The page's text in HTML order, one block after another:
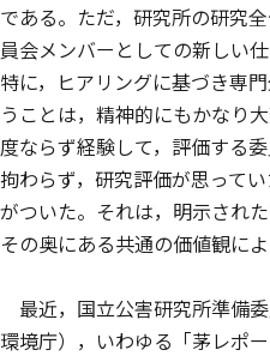
である。ただ，研究所の研究
員会メンバーとしての新しい
特に，ヒアリングに基づき専
うことは，精神的にもかなり
度ならず経験して，評価する
拘わらず，研究評価が思って
がついた。それは，明示され
その奥にある共通の価値観によ
最近，国立公害研究所準備
環境庁），いわゆる「茅レポ